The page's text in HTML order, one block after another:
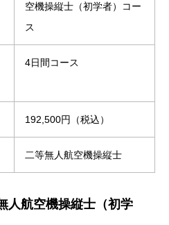
空機操縦士（初学者）コー
ス
4日間コース
192,500円（税込）
二等無人航空機操縦士
人航空機操縦士（初学